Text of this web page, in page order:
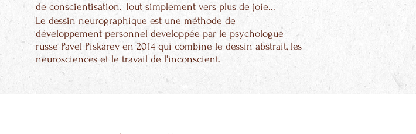
de conscientisation. Tout simplement vers plus de joie...
Le dessin neurographique est une méthode de
développement personnel développée par le psychologue
russe Pavel Piskarev en 2014 qui combine le dessin abstrait, les
neurosciences et le travail de l'inconscient.